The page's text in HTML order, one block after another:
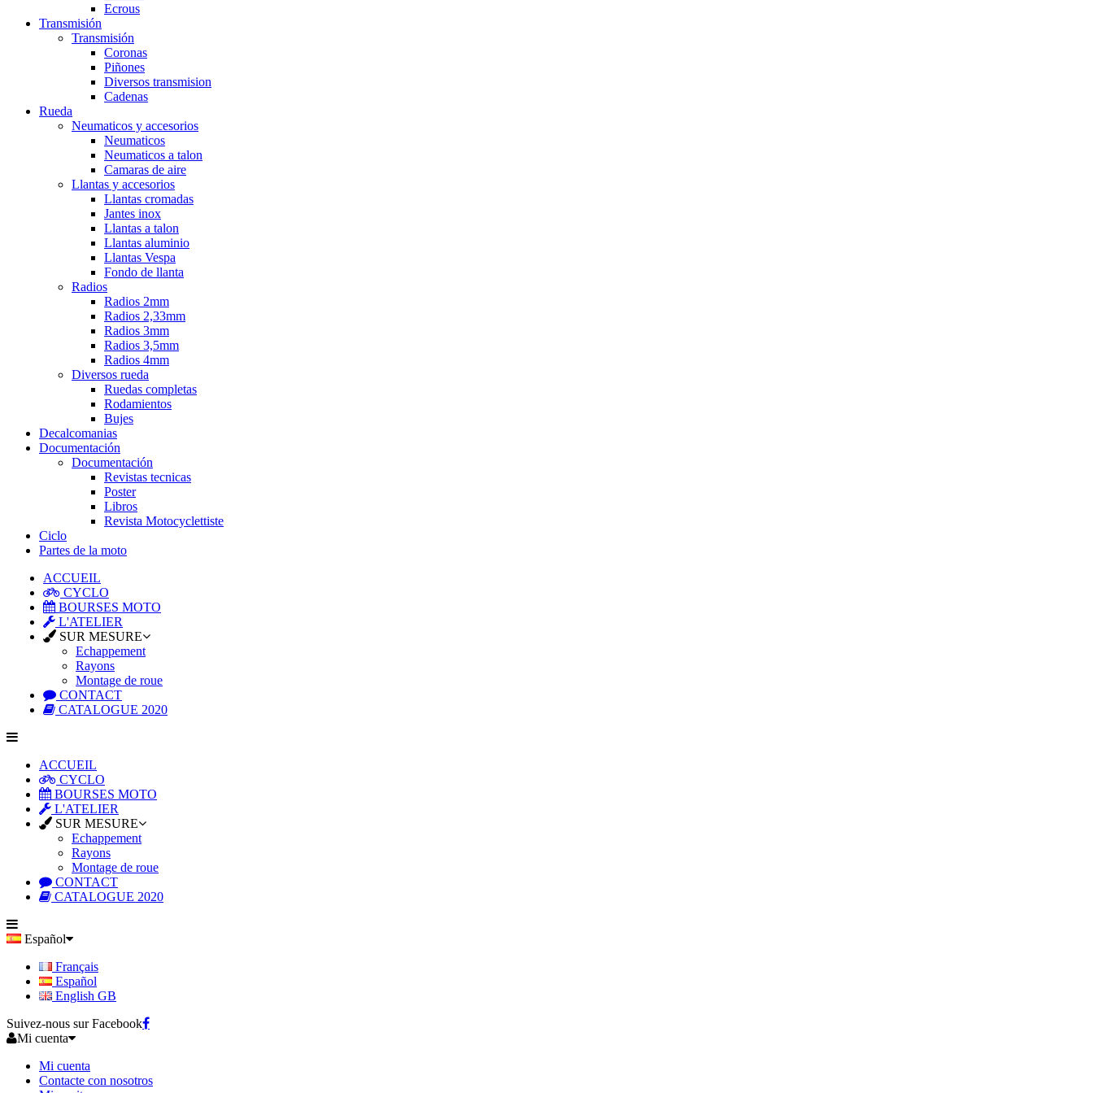
Ecrous
Transmisión
Transmisión
Coronas
Piñones
Diversos transmision
Cadenas
Rueda
Neumaticos y accesorios
Neumaticos
Neumaticos a talon
Camaras de aire
Llantas y accesorios
Llantas cromadas
Jantes inox
Llantas a talon
Llantas aluminio
Llantas Vespa
Fondo de llanta
Radios
Radios 2mm
Radios 2,33mm
Radios 3mm
Radios 3,5mm
Radios 4mm
Diversos rueda
Ruedas completas
Rodamientos
Bujes
Decalcomanias
Documentación
Documentación
Revistas tecnicas
Poster
Libros
Revista Motocyclettiste
Ciclo
Partes de la moto
ACCUEIL
CYCLO
BOURSES MOTO
L'ATELIER
SUR MESURE
Echappement
Rayons
Montage de roue
CONTACT
CATALOGUE 2020
ACCUEIL
CYCLO
BOURSES MOTO
L'ATELIER
SUR MESURE
Echappement
Rayons
Montage de roue
CONTACT
CATALOGUE 2020
Español
Français
Español
English GB
Suivez-nous sur Facebook
Mi cuenta
Mi cuenta
Contacte con nosotros